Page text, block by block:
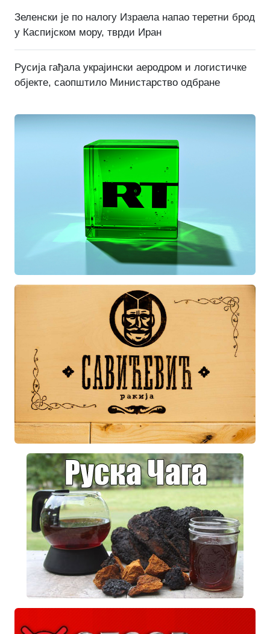
Зеленски је по налогу Израела напао теретни брод
у Каспијском мору, тврди Иран
Русија гађала украјински аеродром и логистичке
објекте, саопштило Министарство одбране